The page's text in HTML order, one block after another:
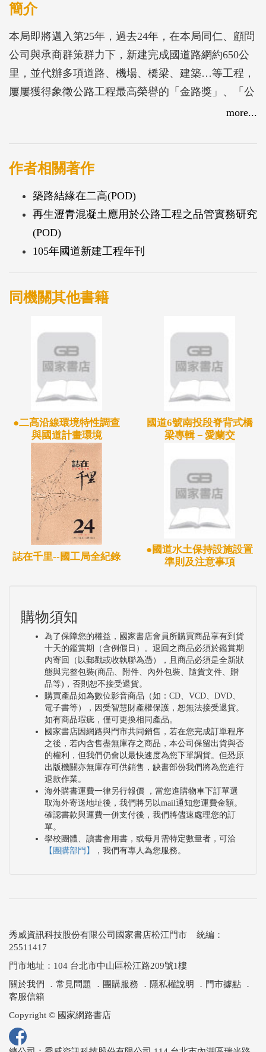
簡介
本局即將邁入第25年，過去24年，在本局同仁、顧問
公司與承商群策群力下，新建完成國道路網約650公
里，並代辦多項道路、機場、橋梁、建築…等工程，
屢屢獲得象徵公路工程最高榮譽的「金路獎」、「公
共工程金質獎」、「金安獎」…等，可謂成果豐碩。
的材料，使得工程品質獲得更大的進展，同時，所累
積的工程技術與實務經驗，大幅提昇國內營造工程技
more...
作者相關著作
築路結緣在二高(POD)
再生瀝青混凝土應用於公路工程之品管實務研究
(POD)
105年國道新建工程年刊
同機關其他書籍
●二高沿線環境特性調查
與國道計畫環境
國道6號南投段脊背式橋
梁專輯－愛蘭交
誌在千里--國工局全紀錄
●國道水土保持設施設置
準則及注意事項
購物須知
為了保障您的權益，國家書店會員所購買商品享有到貨
十天的鑑賞期（含例假日）。退回之商品必須於鑑賞期
內寄回（以郵戳或收執聯為憑），且商品必須是全新狀
態與完整包裝(商品、附件、內外包裝、隨貨文件、贈
品等)，否則恕不接受退貨。
購買產品如為數位影音商品（如：CD、VCD、DVD、
電子書等），因受智慧財產權保護，恕無法接受退貨。
如有商品瑕疵，僅可更換相同產品。
國家書店因網路與門市共同銷售，若在您完成訂單程序
之後，若內含售盡無庫存之商品，本公司保留出貨與否
的權利，但我們仍會以最快速度為您下單調貨。但恐原
出版機關亦無庫存可供銷售，缺書部份我們將為您進行
退款作業。
海外購書運費一律另行報價 ，當您進購物車下訂單選
取海外寄送地址後，我們將另以mail通知您運費金額。
確認書款與運費一併支付後，我們將儘速處理您的訂
單。
學校團體、讀書會用書，或每月需特定數量者，可洽
【團購部門】
，我們有專人為您服務。
秀威資訊科技股份有限公司國家書店松江門市 統編：
25511417
門市地址：104 台北市中山區松江路209號1樓
關於我們
． 常見問題 ． 團購服務 ． 隱私權說明 ． 門市據點 ．
客服信箱
Copyright © 國家網路書店